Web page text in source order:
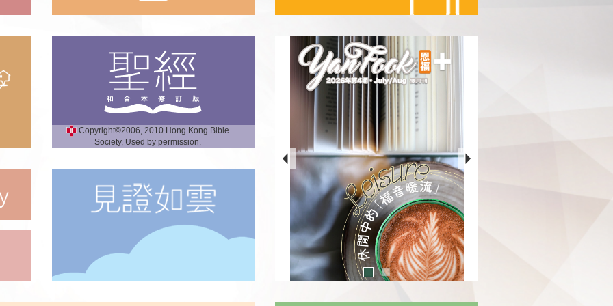
Copyright©2006, 2010 Hong Kong Bible
Society, Used by permission.